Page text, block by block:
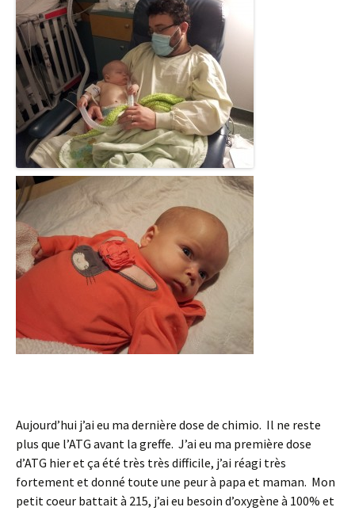
Aujourd’hui j’ai eu ma dernière dose de chimio. Il ne reste
plus que l’ATG avant la greffe. J’ai eu ma première dose
d’ATG hier et ça été très très difficile, j’ai réagi très
fortement et donné toute une peur à papa et maman. Mon
petit coeur battait à 215, j’ai eu besoin d’oxygène à 100% et